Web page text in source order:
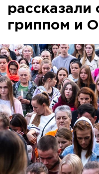
рассказали
гриппом и